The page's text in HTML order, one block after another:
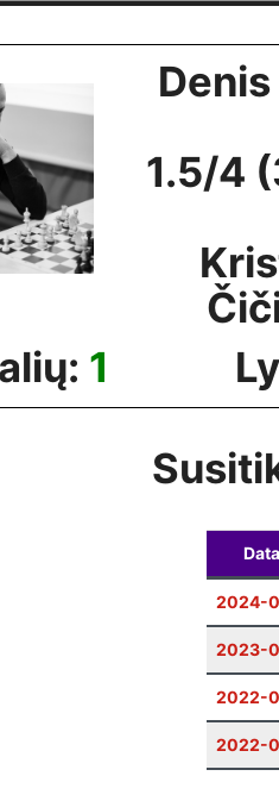
1.5/4
1
Data
2024-
2023-
2022-
2022-